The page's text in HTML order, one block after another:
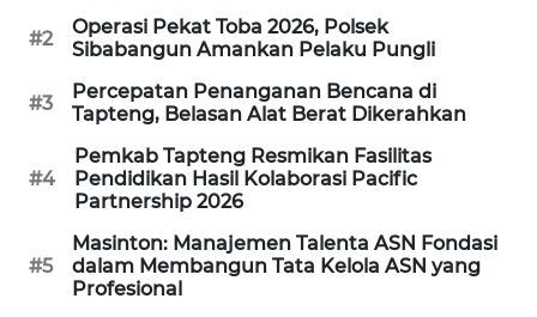
#2
Operasi Pekat Toba 2026, Polsek
Sibabangun Amankan Pelaku Pungli
#3
Percepatan Penanganan Bencana di
Tapteng, Belasan Alat Berat Dikerahkan
#4
Pemkab Tapteng Resmikan Fasilitas
Pendidikan Hasil Kolaborasi Pacific
Partnership 2026
#5
Masinton: Manajemen Talenta ASN Fondasi
dalam Membangun Tata Kelola ASN yang
Profesional
WN
PURWAKARTA
PRIANGAN
TIMUR